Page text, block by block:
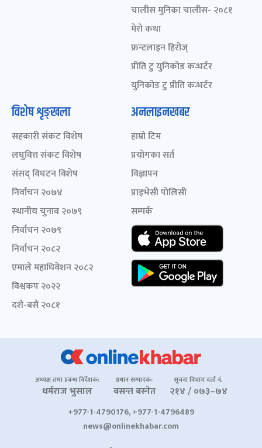
चालीस मुनिका चालीस- २०८१
मेरो कथा
फ्रन्टलाइन हिरोज्
प्रीति टु युनिकोड कन्भर्टर
युनिकोड टु प्रीति कन्भर्टर
विशेष शृङ्खला
सहकारी संकट विशेष
लघुवित्त संकट विशेष
संसद् विघटन विशेष
निर्वाचन २०७४
स्थानीय चुनाव २०७९
निर्वाचन २०७९
निर्वाचन २०८२
एमाले महाधिवेशन २०८२
विश्वकप २०२२
दशैं-बसैं २०८१
अनलाइनखबर
हाम्रो टिम
प्रयोगका सर्त
विज्ञापन
प्राइभेसी पोलिसी
सम्पर्क
अध्यक्ष तथा प्रबन्ध निर्देशक:
धर्मराज भुसाल
प्रधान सम्पादक:
बसन्त बस्नेत
सूचना विभाग दर्ता नं.
२१४ / ०७३–७४
+977-1-4790176, +977-1-4796489
news@onlinekhabar.com